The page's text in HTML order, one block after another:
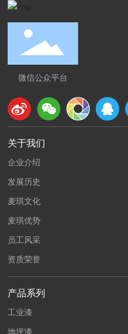
微信公众平台
关于我们
企业介绍
发展历史
麦琪文化
麦琪优势
员工风采
资质荣誉
产品系列
工业漆
地坪漆